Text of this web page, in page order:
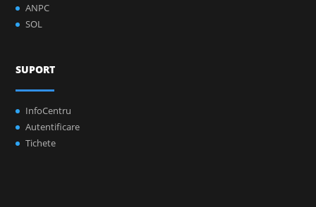
ANPC
SOL
SUPORT
InfoCentru
Autentificare
Tichete